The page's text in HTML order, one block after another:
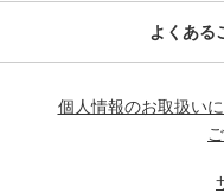
よくある
個人情報のお取扱い